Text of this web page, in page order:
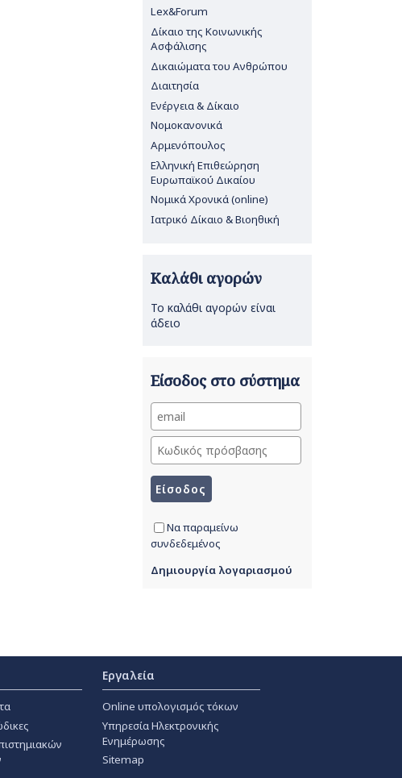
Lex&Forum
Δίκαιο της Κοινωνικής
Ασφάλισης
Δικαιώματα του Ανθρώπου
Διαιτησία
Ενέργεια & Δίκαιο
Νομοκανονικά
Αρμενόπουλος
Ελληνική Επιθεώρηση
Ευρωπαϊκού Δικαίου
Νομικά Χρονικά (online)
Ιατρικό Δίκαιο & Βιοηθική
Καλάθι αγορών
Το καλάθι αγορών είναι
άδειο
Είσοδος στο σύστημα
Να παραμείνω
συνδεδεμένος
Δημιουργία λογαριασμού
Εργαλεία
Online υπολογισμός τόκων
Υπηρεσία Ηλεκτρονικής
Ενημέρωσης
Sitemap